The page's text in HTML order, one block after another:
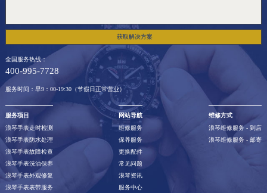
获取解决方案
全国服务热线：
400-995-7728
服务时间：早9：00-19:30（节假日正常营业）
服务项目
浪琴手表走时检测
浪琴手表防水处理
浪琴手表故障检查
浪琴手表洗油保养
浪琴手表外观修复
浪琴手表表带服务
网站导航
维修服务
保养服务
更换配件
常见问题
浪琴资讯
服务中心
维修方式
浪琴维修服务 - 到店
浪琴维修服务 - 邮寄